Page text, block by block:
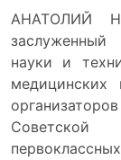
АНАТОЛИЙ
заслуженный
науки и
медицинских
Советской